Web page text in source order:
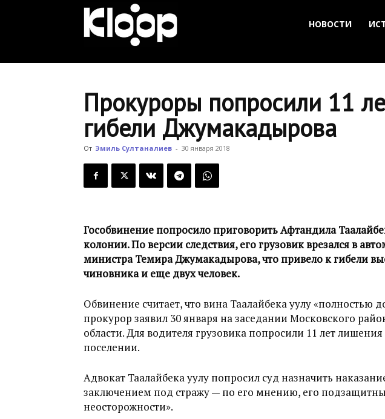
Новости
Кыргызстана
НОВОСТИ
Прокуроры попросили 11
гибели Джумакадырова
От Эмиль Султаналиев - 30 января 2018
Гособвинение попросило приговорить Афтандила
колонии. По версии следствия, его грузовик врезался в
министра Темира Джумакадырова, что привело к гибели
чиновника и еще двух человек.
Обвинение считает, что вина Таалайбека уулу «полностью
прокурор заявил 30 января на заседании Московского
области. Для водителя грузовика попросили 11 лет
поселении.
Адвокат Таалайбека уулу попросил суд назначить
заключением под стражу — по его мнению, его
неосторожности».